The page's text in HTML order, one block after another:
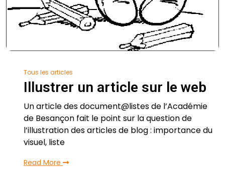
Tous les articles
Illustrer un article sur le web
Un article des document@listes de l’Académie
de Besançon fait le point sur la question de
l’illustration des articles de blog : importance du
visuel, liste
Read More